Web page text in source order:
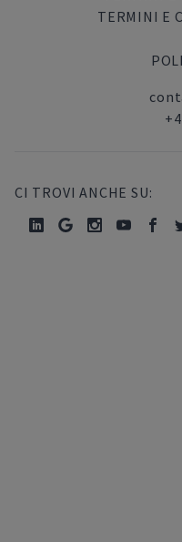
TERMINI E
CI TROVI ANCHE SU: